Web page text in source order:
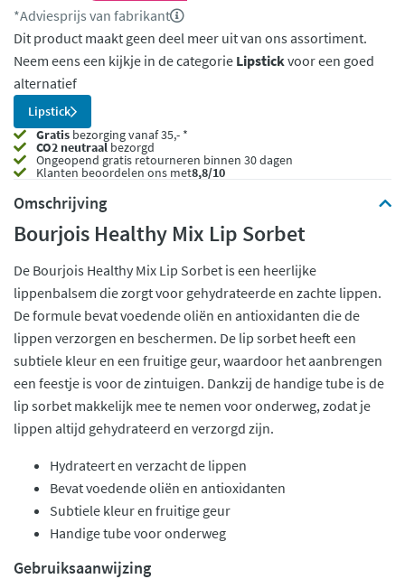
*Adviesprijs van fabrikant
Dit product maakt geen deel meer uit van ons assortiment.
Neem eens een kijkje in de categorie Lipstickvoor een goed
alternatief
Lipstick
Gratis bezorging vanaf 35,- *
CO2 neutraalbezorgd
Ongeopend gratis retourneren binnen 30 dagen
Klanten beoordelen ons met8,8/10
Omschrijving
Bourjois Healthy Mix Lip Sorbet
De Bourjois Healthy Mix Lip Sorbet is een heerlijke
lippenbalsem die zorgt voor gehydrateerde en zachte lippen.
De formule bevat voedende oliën en antioxidanten die de
lippen verzorgen en beschermen. De lip sorbet heeft een
subtiele kleur en een fruitige geur, waardoor het aanbrengen
een feestje is voor de zintuigen. Dankzij de handige tube is de
lip sorbet makkelijk mee te nemen voor onderweg, zodat je
lippen altijd gehydrateerd en verzorgd zijn.
Hydrateert en verzacht de lippen
Bevat voedende oliën en antioxidanten
Subtiele kleur en fruitige geur
Handige tube voor onderweg
Gebruiksaanwijzing